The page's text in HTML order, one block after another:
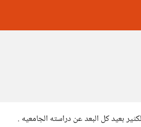
بعيد كل البعد عن دراسته الجامعيه .